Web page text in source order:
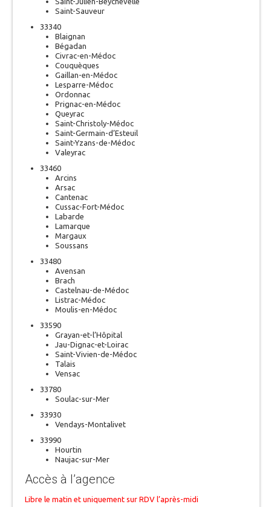
Saint-Sauveur
33340
Blaignan
Bégadan
Civrac-en-Médoc
Couquèques
Gaillan-en-Médoc
Lesparre-Médoc
Ordonnac
Prignac-en-Médoc
Queyrac
Saint-Christoly-Médoc
Saint-Germain-d’Esteuil
Saint-Yzans-de-Médoc
Valeyrac
33460
Arcins
Arsac
Cantenac
Cussac-Fort-Médoc
Labarde
Lamarque
Margaux
Soussans
33480
Avensan
Brach
Castelnau-de-Médoc
Listrac-Médoc
Moulis-en-Médoc
33590
Grayan-et-l’Hôpital
Jau-Dignac-et-Loirac
Saint-Vivien-de-Médoc
Talais
Vensac
33780
Soulac-sur-Mer
33930
Vendays-Montalivet
33990
Hourtin
Naujac-sur-Mer
Accès à l’agence
Libre le matin et uniquement sur RDV l’après-midi